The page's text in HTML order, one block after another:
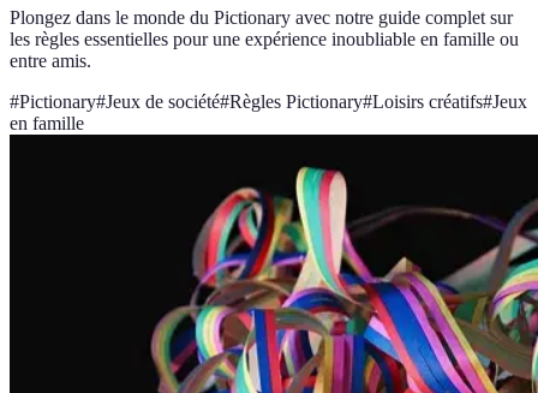
Plongez dans le monde du Pictionary avec notre guide complet sur
les règles essentielles pour une expérience inoubliable en famille ou
entre amis.
#Pictionary#Jeux de société#Règles Pictionary#Loisirs créatifs#Jeux
en famille